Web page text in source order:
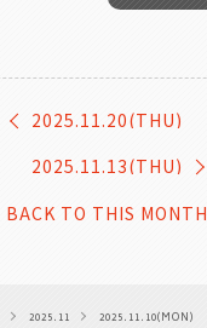
2025.11.20(THU)
2025.11.13(THU)
BACK TO THIS MONTH
2025.11 2025.11.10(MON)